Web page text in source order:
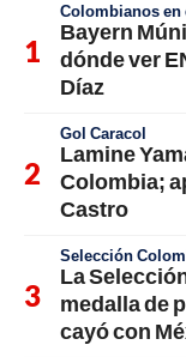
Colombianos en
Bayern
dónde ver
Díaz
Gol Caracol
Lamine
Colombia;
Castro
Selección
La
medalla de
cayó con